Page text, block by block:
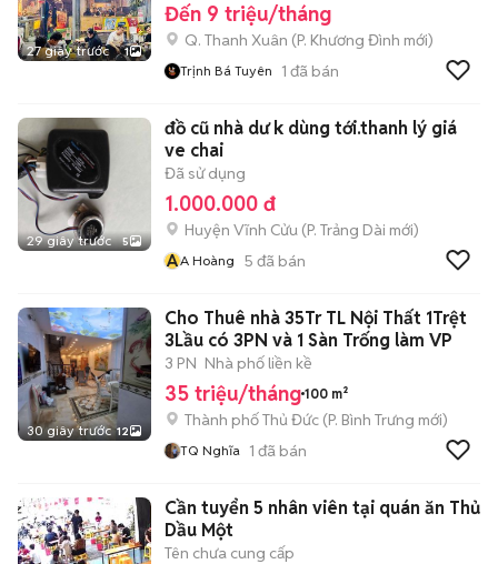
27 giây trước 1
Đến 9 triệu/tháng
Q. Thanh Xuân (P. Khương Đình mới)
Trịnh Bá Tuyên 1 đã bán
29 giây trước 5
đồ cũ nhà dư k dùng tới.thanh lý giá
ve chai
Đã sử dụng
1.000.000 đ
Huyện Vĩnh Cửu (P. Trảng Dài mới)
AA Hoàng 5 đã bán
30 giây trước 12
Cho Thuê nhà 35Tr TL Nội Thất 1Trệt
3Lầu có 3PN và 1 Sàn Trống làm VP
3 PN Nhà phố liền kề
35 triệu/tháng 100 m²
Thành phố Thủ Đức (P. Bình Trưng mới)
TQ Nghĩa 1 đã bán
Cần tuyển 5 nhân viên tại quán ăn Thủ
Dầu Một
Tên chưa cung cấp